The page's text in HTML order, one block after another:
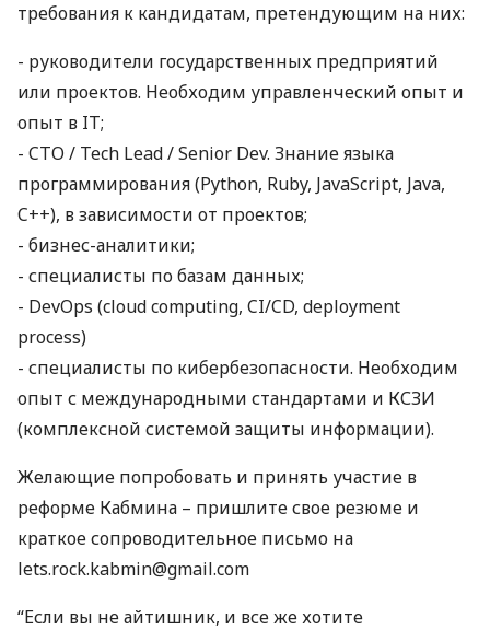
требования к кандидатам, претендующим на них:
- руководители государственных предприятий
или проектов. Необходим управленческий опыт и
опыт в IТ;
- CTO / Tech Lead / Senior Dev. Знание языка
программирования (Python, Ruby, JavaScript, Java,
C++), в зависимости от проектов;
- бизнес-аналитики;
- специалисты по базам данных;
- DevOps (cloud computing, CI/CD, deployment
process)
- специалисты по кибербезопасности. Необходим
опыт с международными стандартами и КСЗИ
(комплексной системой защиты информации).
Желающие попробовать и принять участие в
реформе Кабмина – пришлите свое резюме и
краткое сопроводительное письмо на
lets.rock.kabmin@gmail.com
“Если вы не айтишник, и все же хотите